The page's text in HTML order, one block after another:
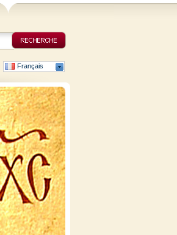
Français